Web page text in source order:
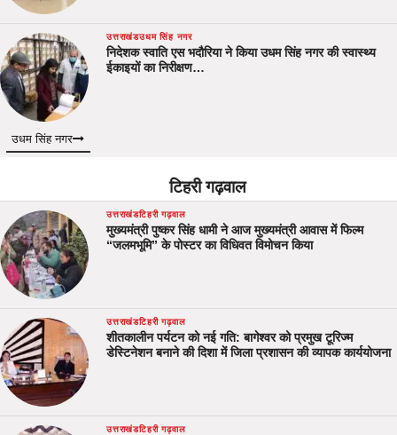
उत्तराखंडउधम सिंह नगर
निदेशक स्वाति एस भदौरिया ने किया उधम सिंह नगर की स्वास्थ्य
ईकाइयों का निरीक्षण…
उधम सिंह नगर
टिहरी गढ़वाल
उत्तराखंडटिहरी गढ़वाल
मुख्यमंत्री पुष्कर सिंह धामी ने आज मुख्यमंत्री आवास में फिल्म
“जलमभूमि” के पोस्टर का विधिवत विमोचन किया
उत्तराखंडटिहरी गढ़वाल
शीतकालीन पर्यटन को नई गति: बागेश्वर को प्रमुख टूरिज्म
डेस्टिनेशन बनाने की दिशा में जिला प्रशासन की व्यापक कार्ययोजना
उत्तराखंडटिहरी गढ़वाल